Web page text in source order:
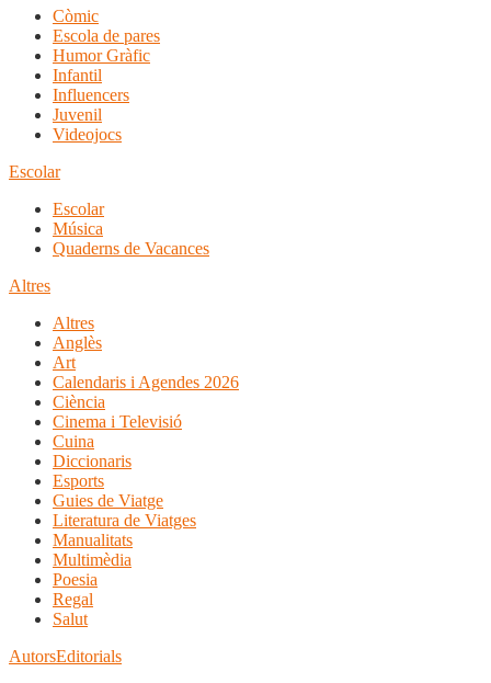
Còmic
Escola de pares
Humor Gràfic
Infantil
Influencers
Juvenil
Videojocs
Escolar
Escolar
Música
Quaderns de Vacances
Altres
Altres
Anglès
Art
Calendaris i Agendes 2026
Ciència
Cinema i Televisió
Cuina
Diccionaris
Esports
Guies de Viatge
Literatura de Viatges
Manualitats
Multimèdia
Poesia
Regal
Salut
AutorsEditorials